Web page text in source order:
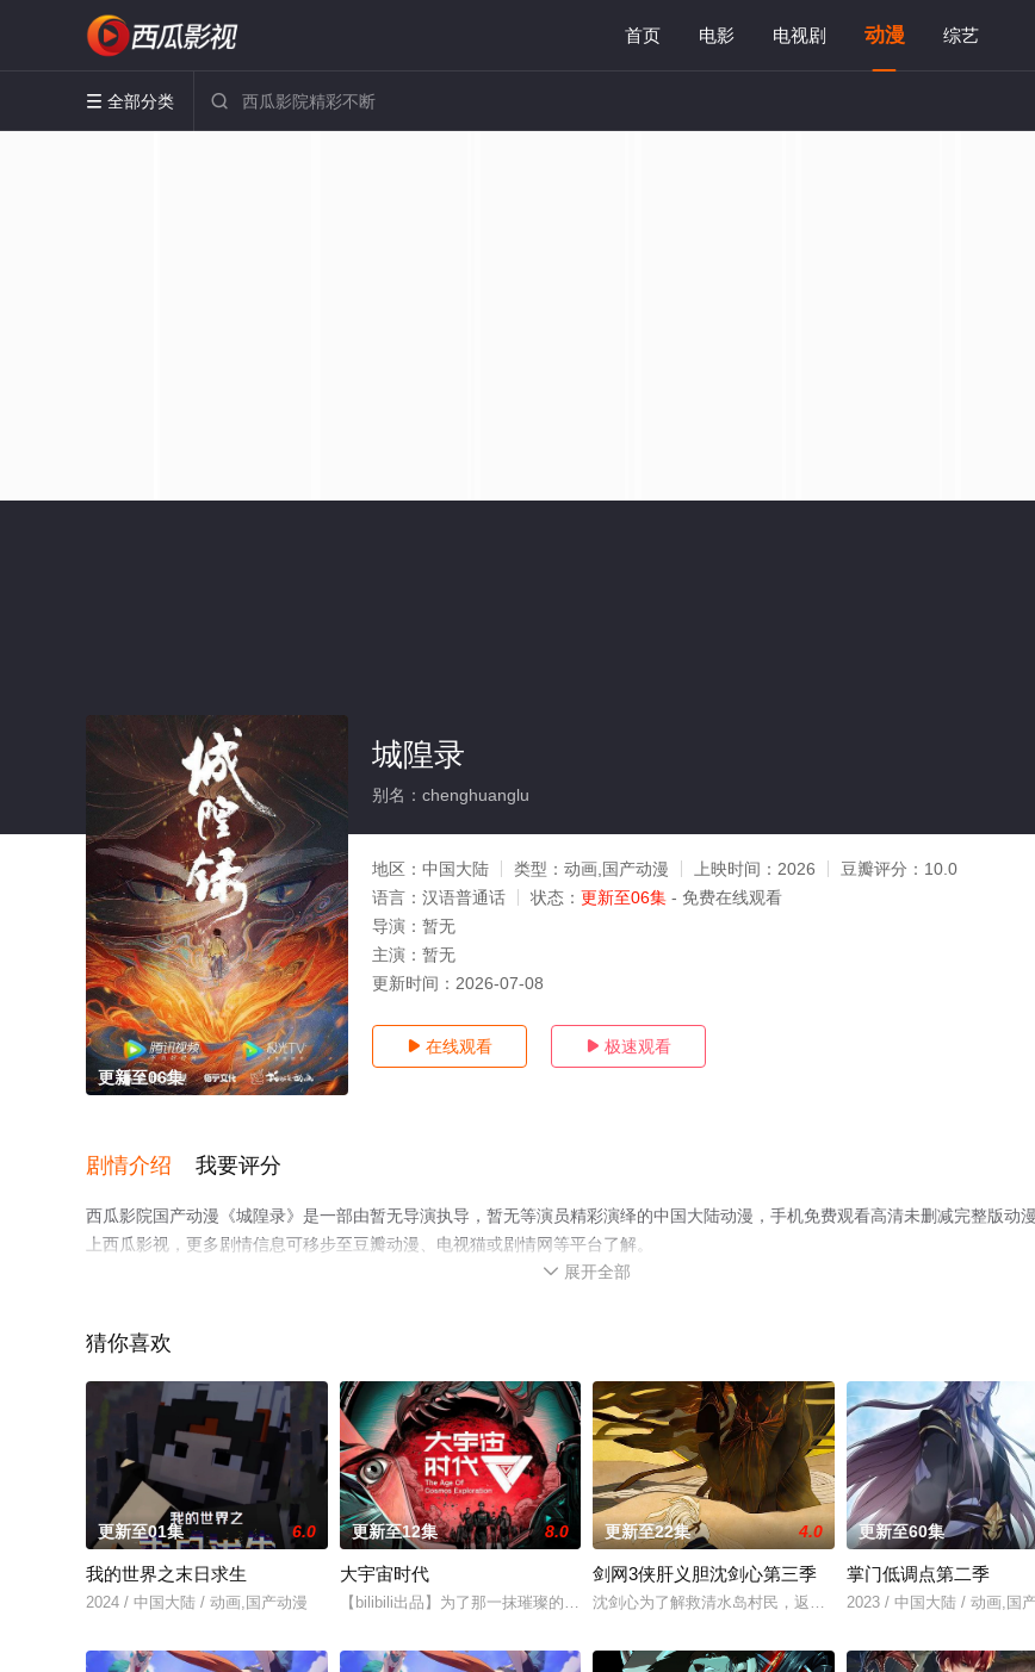
首页 电影 电视剧 动漫 综艺
 全部分类 
更新至06集
城隍录
别名：chenghuanglu
地区： 中国大陆 类型： 动画,国产动漫 上映时间： 2026 豆瓣评分： 10.0
语言： 汉语普通话 状态： 更新至06集 - 免费在线观看
导演： 暂无
主演： 暂无
更新时间： 2026-07-08
 在线观看  极速观看
剧情介绍 我要评分
西瓜影院国产动漫《城隍录》是一部由暂无导演执导，暂无等演员精彩演绎的中国大陆动漫，手机免费观看高清未删减完整版动
上西瓜影视，更多剧情信息可移步至豆瓣动漫、电视猫或剧情网等平台了解。
 展开全部
猜你喜欢
更新至01集 6.0
我的世界之末日求生
2024 / 中国大陆 / 动画,国产动漫
更新至12集 8.0
大宇宙时代
【bilibili出品】为了那一抹璀璨的蓝色，我们无怨无悔，为了生命得以延续，没有什么可以阻止我们！
更新至22集 4.0
剑网3侠肝义胆沈剑心第三季
沈剑心为了解救清水岛村民，返回中原寻找解药。江湖外早已
更新至60集
掌门低调点第二季
2023 / 中国大陆 / 动画,国